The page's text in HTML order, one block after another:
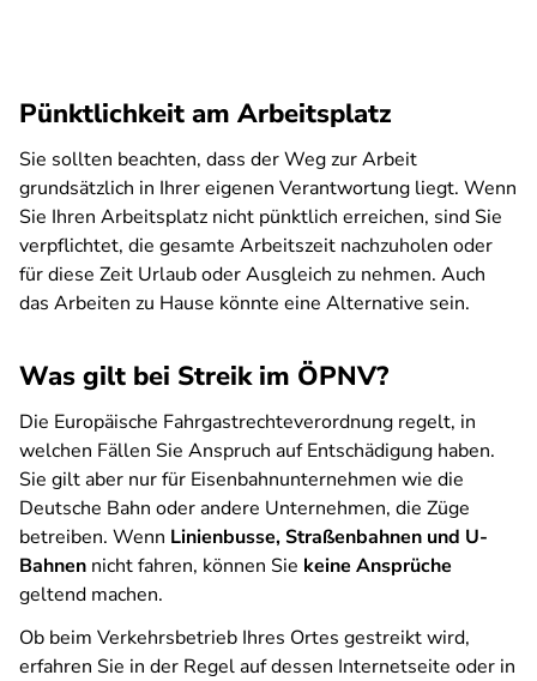
Pünktlichkeit am Arbeitsplatz
Sie sollten beachten, dass der Weg zur Arbeit
grundsätzlich in Ihrer eigenen Verantwortung liegt. Wenn
Sie Ihren Arbeitsplatz nicht pünktlich erreichen, sind Sie
verpflichtet, die gesamte Arbeitszeit nachzuholen oder
für diese Zeit Urlaub oder Ausgleich zu nehmen. Auch
das Arbeiten zu Hause könnte eine Alternative sein.
Was gilt bei Streik im ÖPNV?
Die Europäische Fahrgastrechteverordnung regelt, in
welchen Fällen Sie Anspruch auf Entschädigung haben.
Sie gilt aber nur für Eisenbahnunternehmen wie die
Deutsche Bahn oder andere Unternehmen, die Züge
betreiben. Wenn Linienbusse, Straßenbahnen und U-
Bahnen nicht fahren, können Sie keine Ansprüche
geltend machen.
Ob beim Verkehrsbetrieb Ihres Ortes gestreikt wird,
erfahren Sie in der Regel auf dessen Internetseite oder in